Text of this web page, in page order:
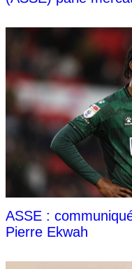
ASSE :
Pierre Ekwah